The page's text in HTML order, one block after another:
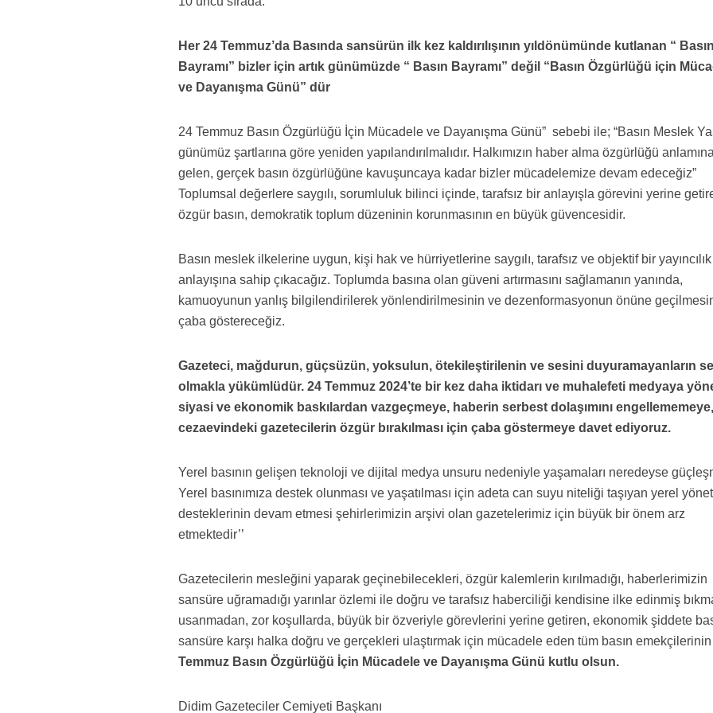
Her 24 Temmuz’da Basında sansürün ilk kez kaldırılışının yıldönümünde kutlanan “ Basın
Bayramı” bizler için artık günümüzde “ Basın Bayramı” değil “Basın Özgürlüğü için
ve Dayanışma Günü” dür
24 Temmuz Basın Özgürlüğü İçin Mücadele ve Dayanışma Günü” sebebi ile; “Basın Meslek
günümüz şartlarına göre yeniden yapılandırılmalıdır. Halkımızın haber alma özgürlüğü anlamına
gelen, gerçek basın özgürlüğüne kavuşuncaya kadar bizler mücadelemize devam edeceğiz”
Toplumsal değerlere saygılı, sorumluluk bilinci içinde, tarafsız bir anlayışla görevini yerine
özgür basın, demokratik toplum düzeninin korunmasının en büyük güvencesidir.
Basın meslek ilkelerine uygun, kişi hak ve hürriyetlerine saygılı, tarafsız ve objektif bir yayıncılık
anlayışına sahip çıkacağız. Toplumda basına olan güveni artırmasını sağlamanın yanında,
kamuoyunun yanlış bilgilendirilerek yönlendirilmesinin ve dezenformasyonun önüne
çaba göstereceğiz.
Gazeteci, mağdurun, güçsüzün, yoksulun, ötekileştirilenin ve sesini duyuramayanların
olmakla yükümlüdür. 24 Temmuz 2024’te bir kez daha iktidarı ve muhalefeti medyaya
siyasi ve ekonomik baskılardan vazgeçmeye, haberin serbest dolaşımını engellememeye,
cezaevindeki gazetecilerin özgür bırakılması için çaba göstermeye davet ediyoruz.
Yerel basının gelişen teknoloji ve dijital medya unsuru nedeniyle yaşamaları neredeyse
Yerel basınımıza destek olunması ve yaşatılması için adeta can suyu niteliği taşıyan yerel
desteklerinin devam etmesi şehirlerimizin arşivi olan gazetelerimiz için büyük bir önem arz
etmektedir’’
Gazetecilerin mesleğini yaparak geçinebilecekleri, özgür kalemlerin kırılmadığı, haberlerimizin
sansüre uğramadığı yarınlar özlemi ile doğru ve tarafsız haberciliği kendisine ilke edinmiş
usanmadan, zor koşullarda, büyük bir özveriyle görevlerini yerine getiren, ekonomik şiddete
sansüre karşı halka doğru ve gerçekleri ulaştırmak için mücadele eden tüm basın
Temmuz Basın Özgürlüğü İçin Mücadele ve Dayanışma Günü kutlu olsun.
Didim Gazeteciler Cemiyeti Başkanı